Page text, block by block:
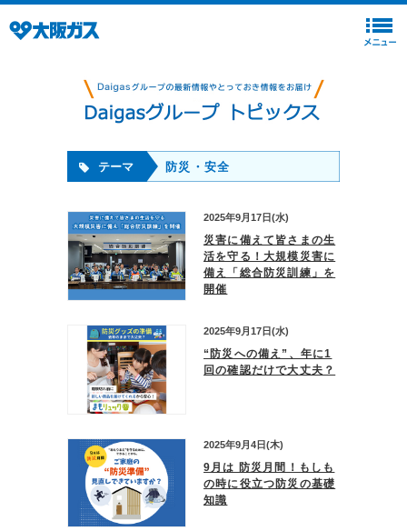
テーマ 防災・安全
2025年9月17日(水)
災害に備えて皆さまの生
活を守る！大規模災害に
備え「総合防災訓練」を
開催
2025年9月17日(水)
“防災への備え”、年に1
回の確認だけで大丈夫？
2025年9月4日(木)
9月は 防災月間！もしも
の時に役立つ防災の基礎
知識